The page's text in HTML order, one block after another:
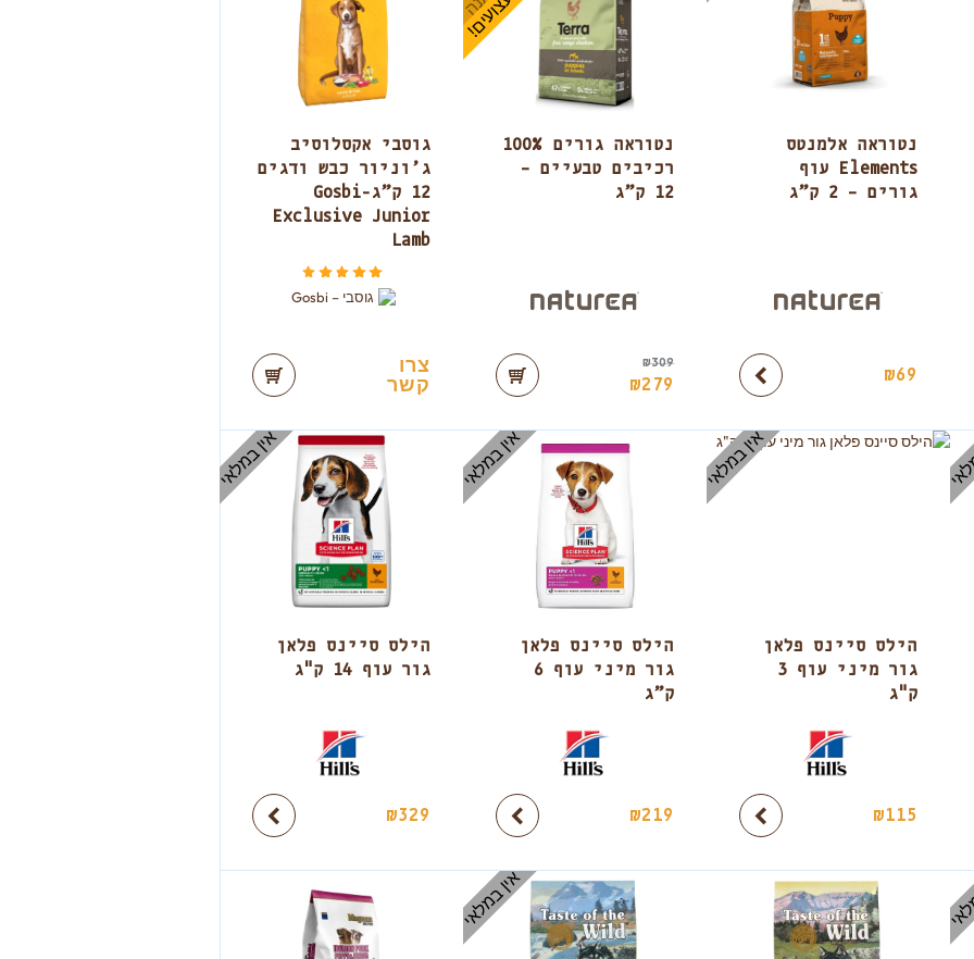
נטוראה אלמנטס
Elements עוף
גורים – 2 ק”ג
₪69
נטוראה גורים 100%
רכיבים טבעיים –
12 ק”ג
₪309
₪279
גוסבי אקסלוסיב
ג’וניור כבש ודגים
12 ק”ג-Gosbi
Exclusive Junior
Lamb
צרו
קשר
הילס סיינס פלאן
גור מיני עוף 3
ק"ג
₪115
אין במלאי
הילס סיינס פלאן
גור מיני עוף 6
ק”ג
₪219
אין במלאי
הילס סיינס פלאן
גור עוף 14 ק"ג
₪329
אין במלאי
אין במלאי